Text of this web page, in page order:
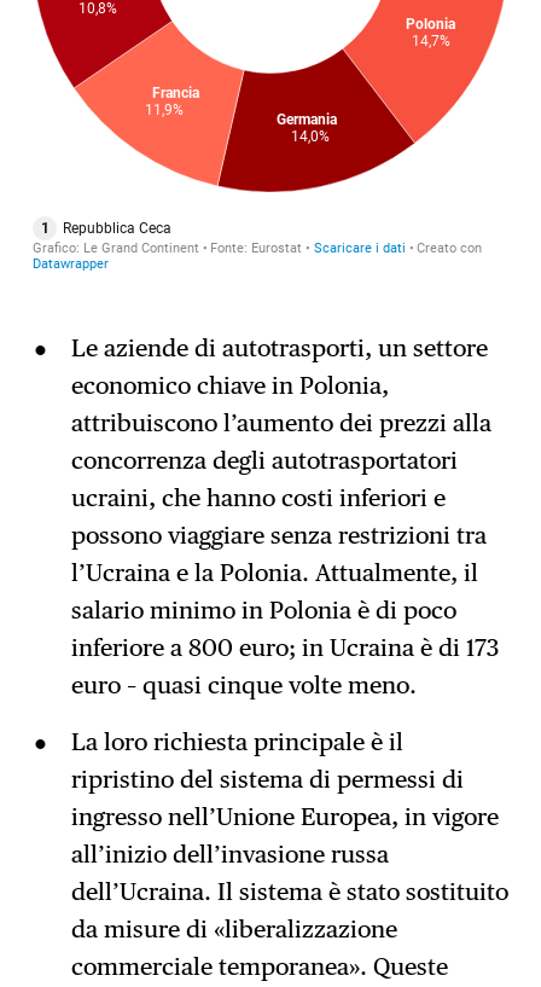
Le aziende di autotrasporti, un settore
economico chiave in Polonia,
attribuiscono l’aumento dei prezzi alla
concorrenza degli autotrasportatori
ucraini, che hanno costi inferiori e
possono viaggiare senza restrizioni tra
l’Ucraina e la Polonia. Attualmente, il
salario minimo in Polonia è di poco
inferiore a 800 euro; in Ucraina è di 173
euro – quasi cinque volte meno.
La loro richiesta principale è il
ripristino del sistema di permessi di
ingresso nell’Unione Europea, in vigore
all’inizio dell’invasione russa
dell’Ucraina. Il sistema è stato sostituito
da misure di «liberalizzazione
commerciale temporanea». Queste